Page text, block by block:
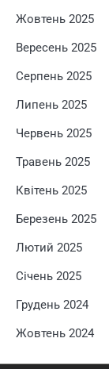
Жовтень 2025
Вересень 2025
Серпень 2025
Липень 2025
Червень 2025
Травень 2025
Квітень 2025
Березень 2025
Лютий 2025
Січень 2025
Грудень 2024
Жовтень 2024